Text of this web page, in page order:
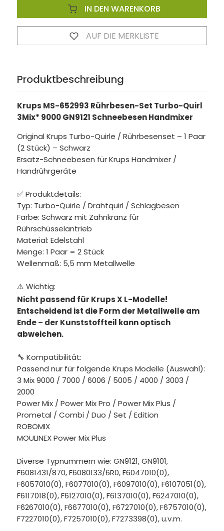
IN DEN WARENKORB
AUF DIE MERKLISTE
Produktbeschreibung
Krups MS-652993 Rührbesen-Set Turbo-Quirl
3Mix* 9000 GN9121 Schneebesen Handmixer
Original Krups Turbo-Quirle / Rührbesenset – 1 Paar
(2 Stück) – Schwarz
Ersatz-Schneebesen für Krups Handmixer /
Handrührgeräte
✅ Produktdetails:
Typ: Turbo-Quirle / Drahtquirl / Schlagbesen
Farbe: Schwarz mit Zahnkranz für
Rührschüsselantrieb
Material: Edelstahl
Menge: 1 Paar = 2 Stück
Wellenmaß: 5,5 mm Metallwelle
⚠️ Wichtig:
Nicht passend für Krups X L-Modelle!
Entscheidend ist die Form der Metallwelle am
Ende – der Kunststoffteil kann optisch
abweichen.
🔧 Kompatibilität:
Passend nur für folgende Krups Modelle (Auswahl):
3 Mix 9000 / 7000 / 6006 / 5005 / 4000 / 3003 /
2000
Power Mix / Power Mix Pro / Power Mix Plus /
Prometal / Combi / Duo / Set / Edition
ROBOMIX
MOULINEX Power Mix Plus
Diverse Typnummern wie: GN9121, GN9101,
F6081431/870, F6080133/6R0, F6047010(0),
F6057010(0), F6077010(0), F6097010(0), F6107051(0),
F6117018(0), F6127010(0), F6137010(0), F6247010(0),
F6267010(0), F6677010(0), F6727010(0), F6757010(0),
F7227010(0), F7257010(0), F7273398(0), u.v.m.